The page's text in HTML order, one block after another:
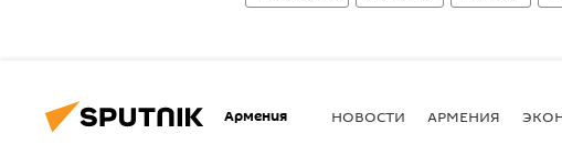
Армения НОВОСТИ АРМЕНИЯ